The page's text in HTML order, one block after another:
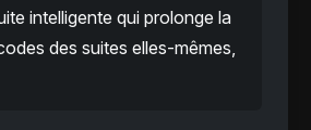
intelligente qui prolonge la
des suites elles-mêmes,